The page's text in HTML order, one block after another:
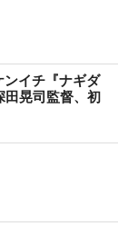
イチ『ナギダ
晃司監督、初